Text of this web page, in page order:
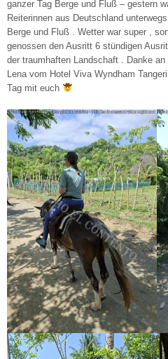
ganzer Tag Berge und Fluß – gestern
Reiterinnen aus Deutschland
Berge und Fluß . Wetter war super ,
genossen den Ausritt 6 stündigen
der traumhaften Landschaft . Danke
Lena vom Hotel Viva Wyndham
Tag mit euch